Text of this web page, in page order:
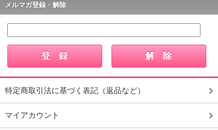
メルマガ登録・解除
特定商取引法に基づく表記（返品など）
マイアカウント